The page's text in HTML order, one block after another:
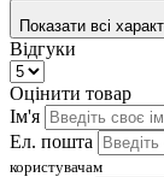
Показати всі
Відгуки
Оцінити товар
Ім'я
Ел. пошта
користувачам